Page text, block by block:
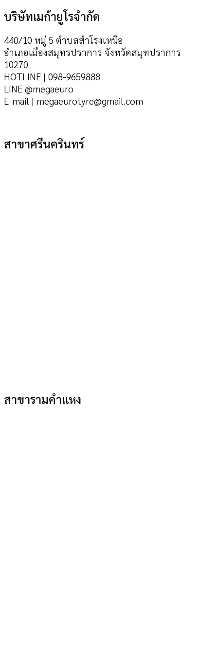
บริษัทเมก้ายูโรจำกัด
440/10 หมู่ 5 ตำบลสำโรงเหนือ
อำเภอเมืองสมุทรปราการ จังหวัดสมุทปราการ
10270
HOTLINE | 098-9659888
LINE @megaeuro
E-mail | megaeurotyre@gmail.com
สาขาศรีนครินทร์
สาขารามคำแหง